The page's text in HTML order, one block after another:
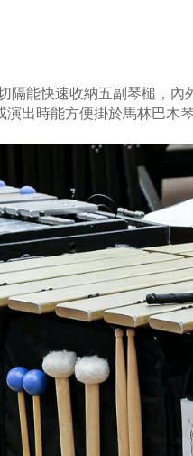
隔能快速收納五副琴槌，
出時能方便掛於馬林巴木